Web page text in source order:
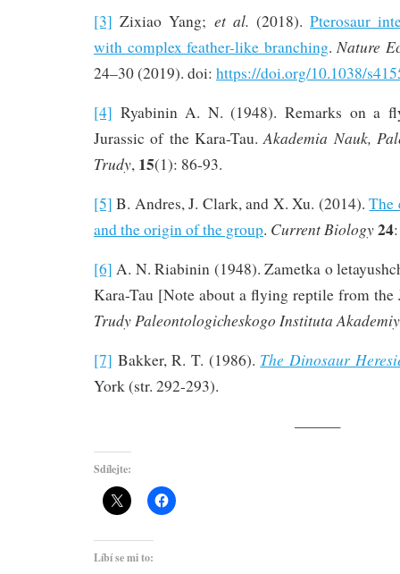
[3] Zixiao Yang; et al. (2018).Pterosaur
with complex feather-like branching. Nature
24–30 (2019). doi: https://doi.org/10.1038/
[4] Ryabinin A. N. (1948). Remarks on a
Jurassic of the Kara-Tau.Akademia Nauk,
Trudy, 15(1): 86-93.
[5] B. Andres, J. Clark, and X. Xu. (2014).The
and the origin of the group. Current Biology24
[6] A. N. Riabinin (1948). Zametka o
Kara-Tau [Note about a flying reptile from the
Trudy Paleontologicheskogo Instituta
[7] Bakker, R. T. (1986). The Dinosaur
York (str. 292-293).
———
Sdílejte:
Líbí se mi to: